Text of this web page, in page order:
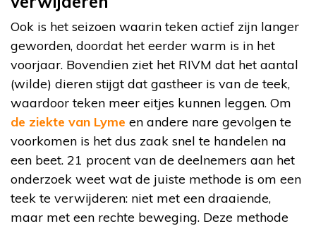
Ook is het seizoen waarin teken actief zijn langer
geworden, doordat het eerder warm is in het
voorjaar. Bovendien ziet het RIVM dat het aantal
(wilde) dieren stijgt dat gastheer is van de teek,
waardoor teken meer eitjes kunnen leggen. Om
de ziekte van Lyme en andere nare gevolgen te
voorkomen is het dus zaak snel te handelen na
een beet. 21 procent van de deelnemers aan het
onderzoek weet wat de juiste methode is om een
teek te verwijderen: niet met een draaiende,
maar met een rechte beweging. Deze methode